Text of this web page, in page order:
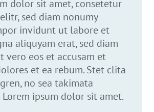
dolor sit amet, consetetur
sed diam nonumy
invidunt ut labore et
aliquyam erat, sed diam
vero eos et accusam et
et ea rebum. Stet clita
no sea takimata
Lorem ipsum dolor sit amet.